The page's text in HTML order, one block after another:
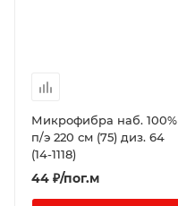
Микрофибра наб. 100%
п/э 220 см (75) диз. 64
(14-1118)
44 ₽/пог.м